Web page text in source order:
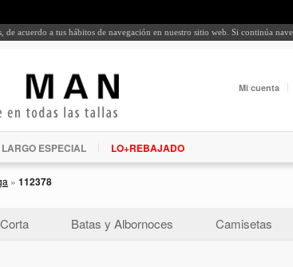
acuerdo a tus hábitos de navegación en nuestro sitio web. Si continúa
Mi cuenta
LARGO ESPECIAL LO+REBAJADO
» 112378
Batas y Albornoces Camisetas